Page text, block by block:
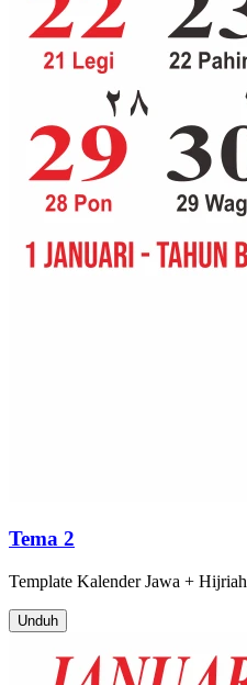
Tema 2
Template Kalender Jawa + Hijriah
Unduh